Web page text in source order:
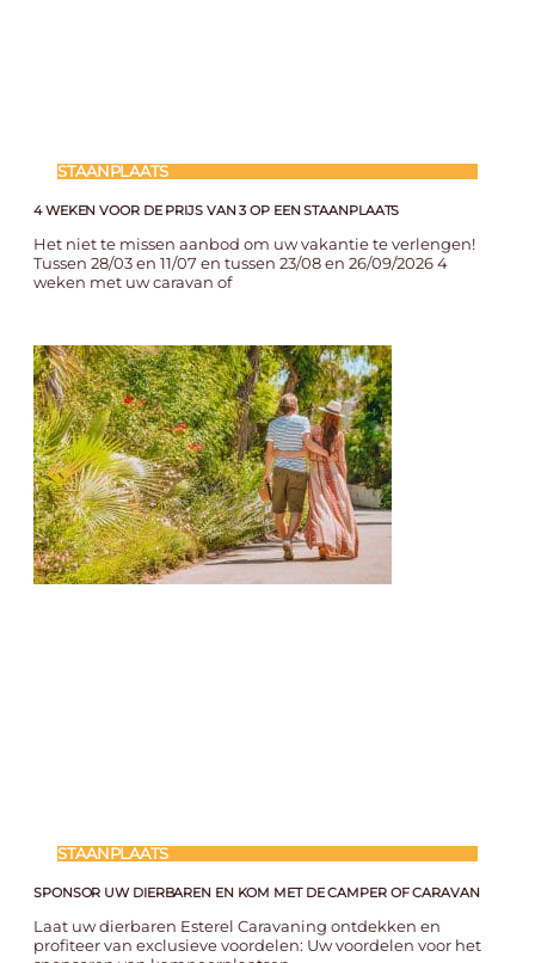
STAANPLAATS
4 WEKEN VOOR DE PRIJS VAN 3 OP EEN STAANPLAATS
Het niet te missen aanbod om uw vakantie te verlengen!
Tussen 28/03 en 11/07 en tussen 23/08 en 26/09/2026 4
weken met uw caravan of
STAANPLAATS
SPONSOR UW DIERBAREN EN KOM MET DE CAMPER OF CARAVAN
Laat uw dierbaren Esterel Caravaning ontdekken en
profiteer van exclusieve voordelen: Uw voordelen voor het